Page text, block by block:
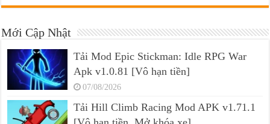
Mới Cập Nhật
Tải Mod Epic Stickman: Idle RPG War
Apk v1.0.81 [Vô hạn tiền]
07/08/2026
Tải Hill Climb Racing Mod APK v1.71.1